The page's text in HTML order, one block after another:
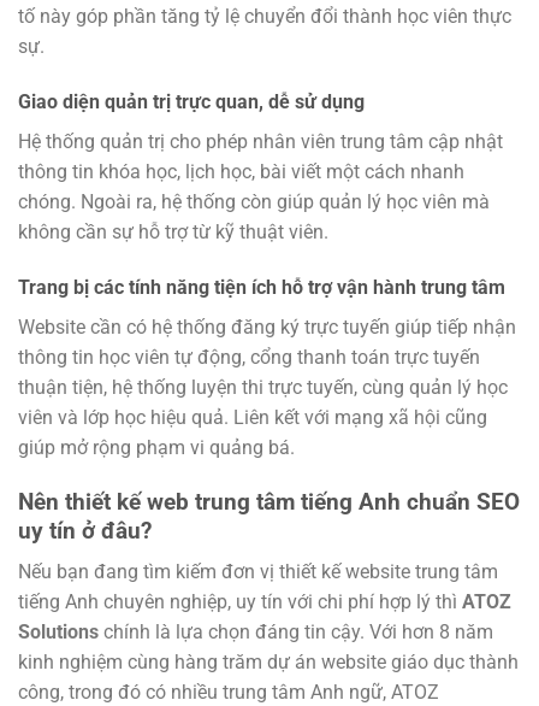
tố này góp phần tăng tỷ lệ chuyển đổi thành học viên thực
sự.
Giao diện quản trị trực quan, dễ sử dụng
Hệ thống quản trị cho phép nhân viên trung tâm cập nhật
thông tin khóa học, lịch học, bài viết một cách nhanh
chóng. Ngoài ra, hệ thống còn giúp quản lý học viên mà
không cần sự hỗ trợ từ kỹ thuật viên.
Trang bị các tính năng tiện ích hỗ trợ vận hành trung tâm
Website cần có hệ thống đăng ký trực tuyến giúp tiếp nhận
thông tin học viên tự động, cổng thanh toán trực tuyến
thuận tiện, hệ thống luyện thi trực tuyến, cùng quản lý học
viên và lớp học hiệu quả. Liên kết với mạng xã hội cũng
giúp mở rộng phạm vi quảng bá.
Nên thiết kế web trung tâm tiếng Anh chuẩn SEO
uy tín ở đâu?
Nếu bạn đang tìm kiếm đơn vị thiết kế website trung tâm
tiếng Anh chuyên nghiệp, uy tín với chi phí hợp lý thì ATOZ
Solutions chính là lựa chọn đáng tin cậy. Với hơn 8 năm
kinh nghiệm cùng hàng trăm dự án website giáo dục thành
công, trong đó có nhiều trung tâm Anh ngữ, ATOZ